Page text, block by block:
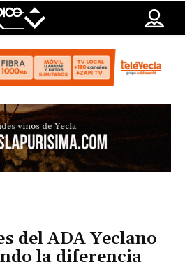
del ADA Yeclano
la diferencia